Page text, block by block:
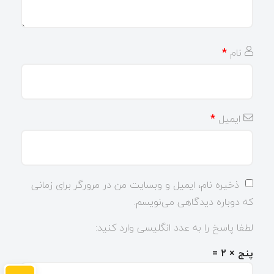
نام *
ایمیل *
ذخیره نام، ایمیل و وبسایت من در مرورگر برای زمانی
که دوباره دیدگاهی می‌نویسم.
لطفا پاسخ را به عدد انگلیسی وارد کنید:
پنج × 2 =